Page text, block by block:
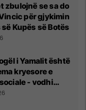
zbulojnë se sa do
për gjykimin
Kupës së Botës
i Yamalit është
kryesore e
- vodhi
pas finales së